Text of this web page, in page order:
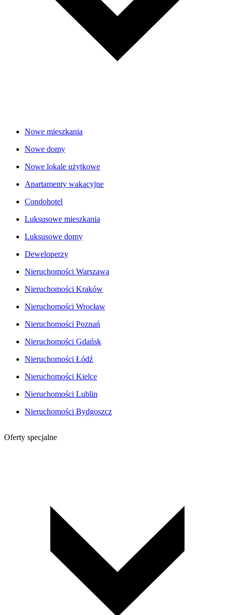
Nowe mieszkania
Nowe domy
Nowe lokale użytkowe
Apartamenty wakacyjne
Condohotel
Luksusowe mieszkania
Luksusowe domy
Deweloperzy
Nieruchomości Warszawa
Nieruchomości Kraków
Nieruchomości Wrocław
Nieruchomości Poznań
Nieruchomości Gdańsk
Nieruchomości Łódź
Nieruchomości Kielce
Nieruchomości Lublin
Nieruchomości Bydgoszcz
Oferty specjalne